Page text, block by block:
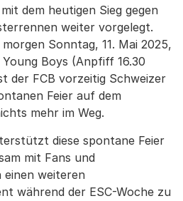
dem heutigen Sieg gegen
weiter vorgelegt.
Sonntag, 11. Mai 2025,
Young Boys (Anpfiff 16.30
der FCB vorzeitig Schweizer
Feier auf dem
mehr im Weg.
diese spontane Feier
mit Fans und
weiteren
während der ESC-Woche zu